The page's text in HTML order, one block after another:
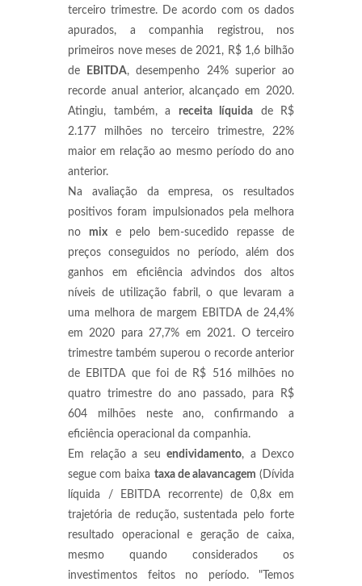
terceiro trimestre. De acordo com os dados
apurados, a companhia registrou, nos
primeiros nove meses de 2021, R$ 1,6 bilhão
de
EBITDA, desempenho 24% superior ao
recorde anual anterior, alcançado em 2020.
Atingiu, também, a receita líquida de R$
2.177 milhões no terceiro trimestre, 22%
maior em relação ao mesmo período do ano
anterior.
Na avaliação da empresa, os resultados
positivos foram impulsionados pela melhora
no mix e pelo bem-sucedido repasse de
preços conseguidos no período, além dos
ganhos em eficiência advindos dos altos
níveis de utilização fabril, o que levaram a
uma melhora de margem EBITDA de 24,4%
em 2020 para 27,7% em 2021. O terceiro
trimestre também superou o recorde anterior
de EBITDA que foi de R$ 516 milhões no
quatro trimestre do ano passado, para R$
604 milhões neste ano, confirmando a
eficiência operacional da companhia.
Em relação a seu endividamento, a Dexco
segue com baixa taxa de alavancagem (Dívida
líquida / EBITDA recorrente) de 0,8x em
trajetória de redução, sustentada pelo forte
resultado operacional e geração de caixa,
mesmo quando considerados os
investimentos feitos no período. "Temos